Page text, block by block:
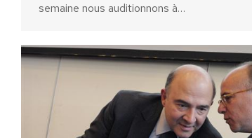
semaine nous auditionnons à…